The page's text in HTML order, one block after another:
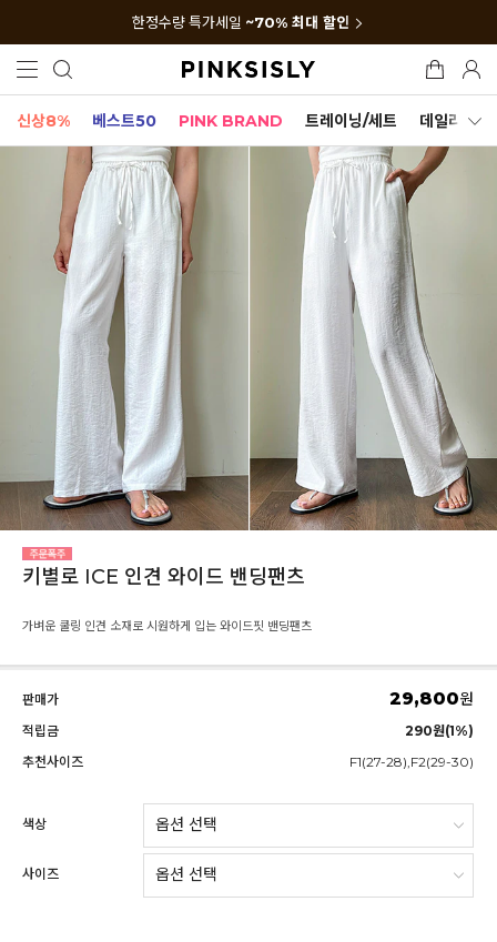
한정수량 특가세일 ~70% 최대 할인
신상8% 베스트50 PINK BRAND 트레이닝/세트 데일리세트
키별로 ICE 인견 와이드 밴딩팬츠
가벼운 쿨링 인견 소재로 시원하게 입는 와이드핏 밴딩팬츠
판매가 29,800원
적립금
290원(1%)
추천사이즈
F1(27-28),F2(29-30)
색상
사이즈